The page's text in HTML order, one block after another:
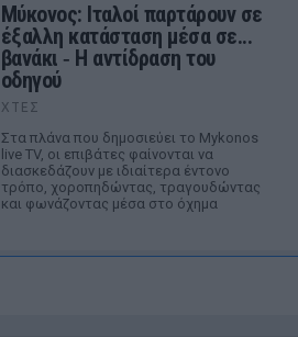
Μύκονος: Ιταλοί παρτάρουν σε
έξαλλη κατάσταση μέσα σε...
βανάκι ‑ Η αντίδραση του
οδηγού
ΧΤΕΣ
Στα πλάνα που δημοσιεύει το Mykonos
live TV, οι επιβάτες φαίνονται να
διασκεδάζουν με ιδιαίτερα έντονο
τρόπο, χοροπηδώντας, τραγουδώντας
και φωνάζοντας μέσα στο όχημα